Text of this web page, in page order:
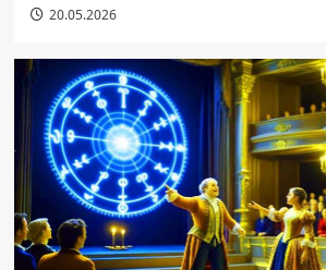
20.05.2026